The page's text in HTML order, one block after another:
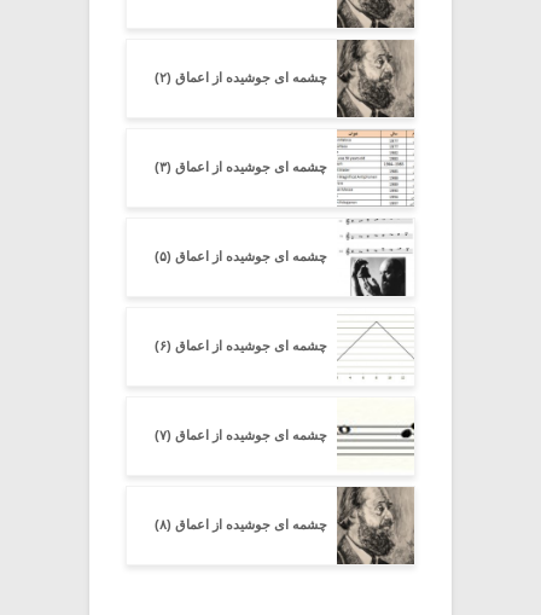
چشمه ای جوشیده از اعماق (۲)
چشمه ای جوشیده از اعماق (۳)
چشمه ای جوشیده از اعماق (۵)
چشمه ای جوشیده از اعماق (۶)
چشمه ای جوشیده از اعماق (۷)
چشمه ای جوشیده از اعماق (۸)